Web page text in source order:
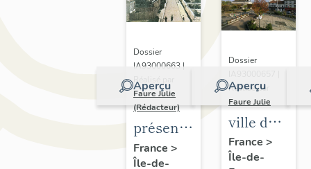
Aperçu
Dossier
IA93000663 |
Réalisé par
Faure Julie
(Rédacteur)
présentation
de
France >
Île-de-
Aperçu
Dossier
Réalisé par
Faure Julie
ville de
Romainville
France >
Île-de-